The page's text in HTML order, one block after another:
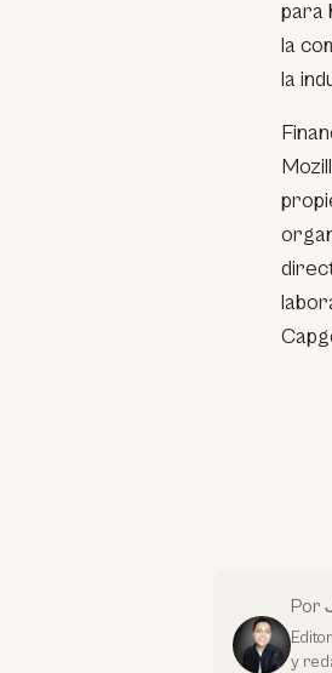
para
la
la
Por
y